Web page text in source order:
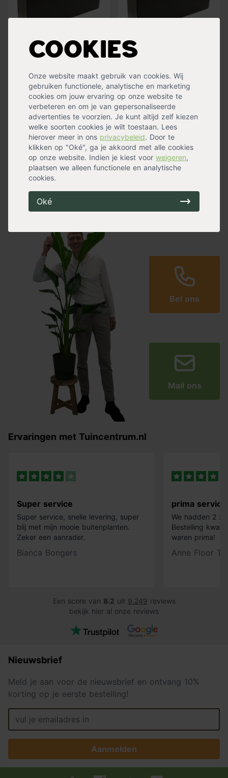
Cookies
Onze website maakt gebruik van cookies. Wij
gebruiken functionele, analytische en marketing
cookies om jouw ervaring op onze website te
verbeteren en om je van gepersonaliseerde
advertenties te voorzien. Je kunt altijd zelf kiezen
welke soorten cookies je wilt toestaan. Lees
hierover meer in ons privacybeleid. Door te
klikken op "Oké", ga je akkoord met alle cookies
op onze website. Indien je kiest voor weigeren,
plaatsen we alleen functionele en analytische
cookies.
Oké
Planter Smooth
(120 x 30 x 40 cm)
284,99
Niet op voorraad
Planter Smooth
(100 x 40 x 40 cm)
259,99
Niet op voorraad
1
Niet gevonden wat je zoekt?
Vraag het Wouter of zijn collega's!
Bel ons
Mail ons
Ervaringen met Tuincentrum.nl
Super service
Super service, snelle levering, super
blij met mijn mooie buitenplanten.
Zeker een aanrader.
Bianca Bongers
prima service
We hadden 2 x
Bestelling
waren prima!
Anne Floor
Een score van 8.2 uit 9.249 reviews
bekijk hier al onze reviews
Nieuwsbrief
Meld je aan voor de nieuwsbrief en ontvang 10%
korting op je eerste bestelling!
Aanmelden